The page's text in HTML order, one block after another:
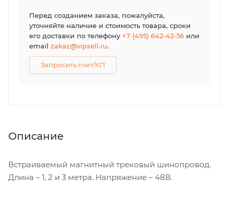
Перед созданием заказа, пожалуйста,
уточняйте наличие и стоимость товара, сроки
его доставки по телефону+7 (495) 642-42-56 или
email zakaz@vipsell.ru.
Запросить счет/КП
Описание
Встраиваемый магнитный трековый шинопровод.
Длина – 1, 2 и 3 метра. Напряжение – 48В.